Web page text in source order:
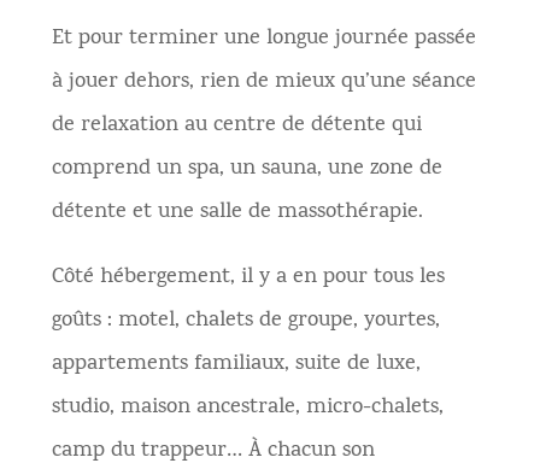
Et pour terminer une longue journée passée
à jouer dehors, rien de mieux qu’une séance
de relaxation au centre de détente qui
comprend un spa, un sauna, une zone de
détente et une salle de massothérapie.
Côté hébergement, il y a en pour tous les
goûts : motel, chalets de groupe, yourtes,
appartements familiaux, suite de luxe,
studio, maison ancestrale, micro-chalets,
camp du trappeur… À chacun son